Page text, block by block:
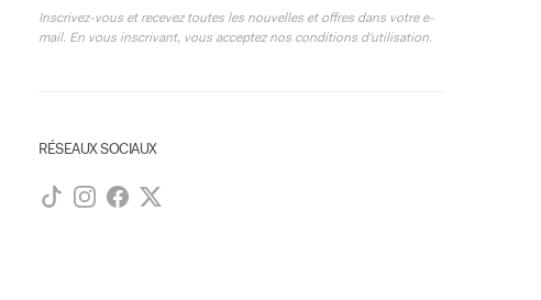
Inscrivez-vous et recevez toutes les nouvelles et offres dans votre e-
mail. En vous inscrivant, vous acceptez nos conditions d'utilisation.
RÉSEAUX SOCIAUX